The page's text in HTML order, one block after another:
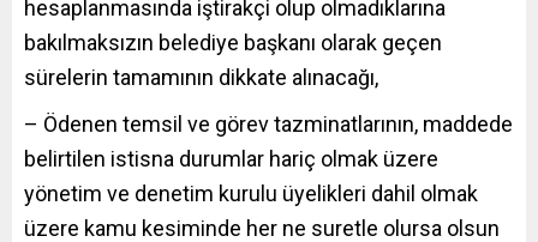
hesaplanmasında iştirakçi olup olmadıklarına
bakılmaksızın belediye başkanı olarak geçen
sürelerin tamamının dikkate alınacağı,
– Ödenen temsil ve görev tazminatlarının, maddede
belirtilen istisna durumlar hariç olmak üzere
yönetim ve denetim kurulu üyelikleri dahil olmak
üzere kamu kesiminde her ne suretle olursa olsun